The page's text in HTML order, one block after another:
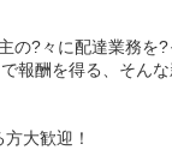
の?々に配達業務を
報酬を得る、そん
大歓迎！